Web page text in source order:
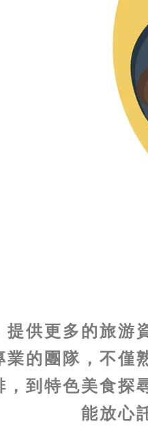
提供更多的旅游
的團隊，不僅
，到特色美食探
能放心